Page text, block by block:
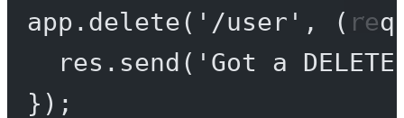
app. delete( '/user' , ( req
res. send ( 'Got a
});